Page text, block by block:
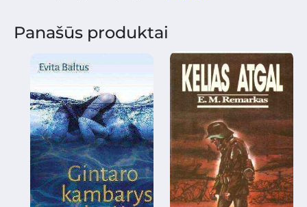
Panašūs produktai